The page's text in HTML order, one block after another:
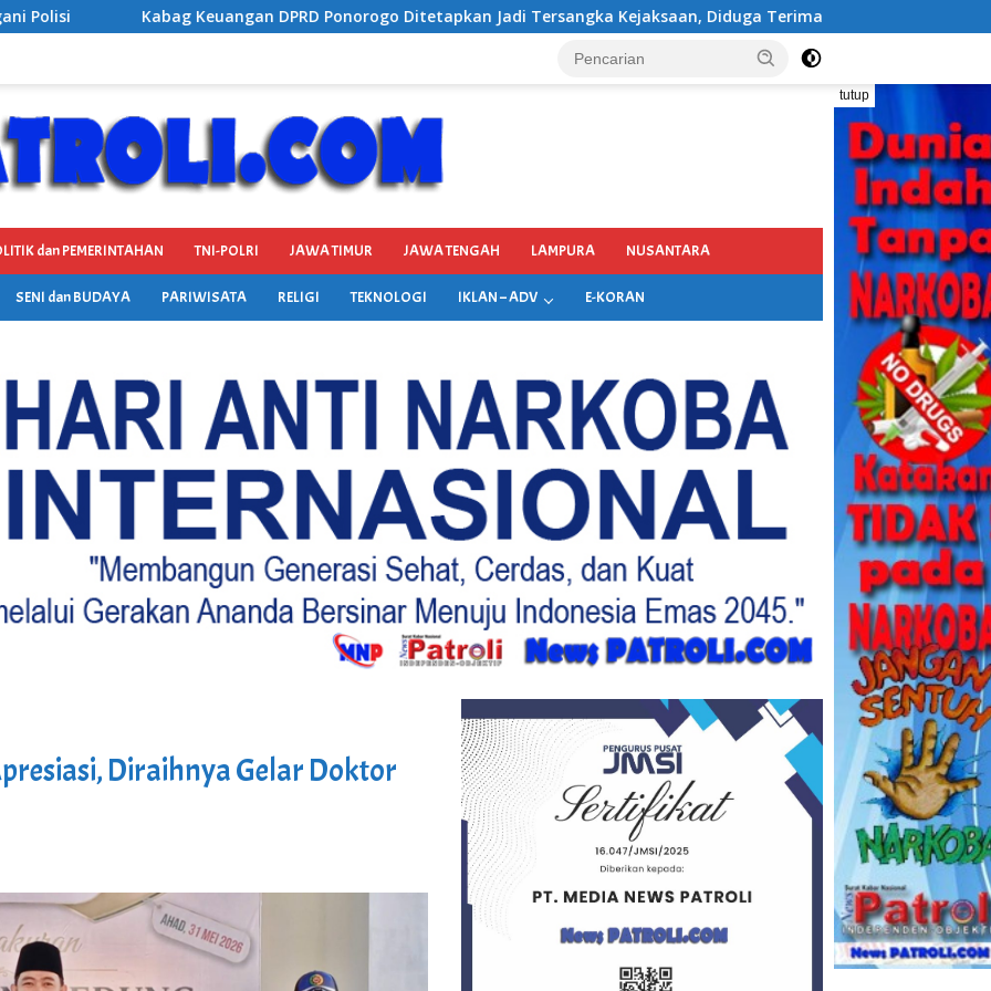
Ponorogo Ditetapkan Jadi Tersangka Kejaksaan, Diduga Terima Fee 30%
tutup
dan PEMERINTAHAN TNI-POLRI JAWA TIMUR JAWA TENGAH LAMPURA NUSANTARA
SENI dan BUDAYA PARIWISATA RELIGI TEKNOLOGI IKLAN – ADV E-KORAN
Diraihnya Gelar Doktor